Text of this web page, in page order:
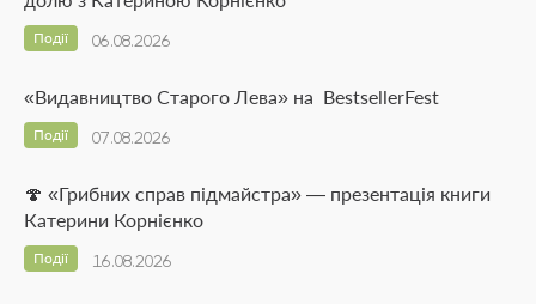
06.08.2026
Події
«Видавництво Старого Лева» на BestsellerFest
07.08.2026
Події
🍄 «Грибних справ підмайстра» — презентація книги
Катерини Корнієнко
16.08.2026
Події